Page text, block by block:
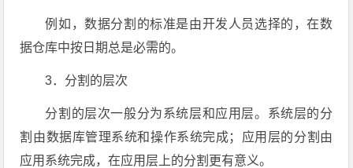
例如，数据分割的标准是由开发人员选择的，在数
据仓库中按日期总是必需的。
3．分割的层次
分割的层次一般分为系统层和应用层。系统层的分
割由数据库管理系统和操作系统完成；应用层的分割由
应用系统完成，在应用层上的分割更有意义。